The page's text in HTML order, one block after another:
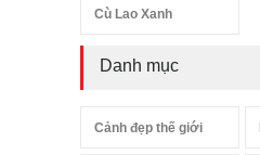
Cù Lao Xanh
Danh mục
Cảnh đẹp thế giới